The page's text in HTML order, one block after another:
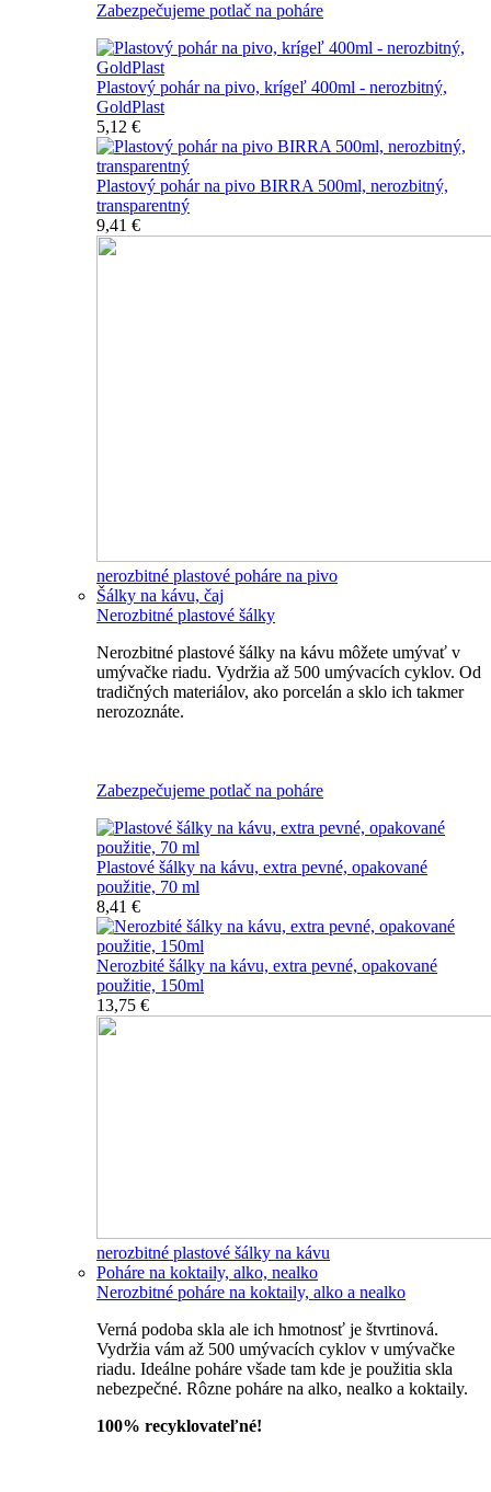
Zabezpečujeme potlač na poháre
Plastový pohár na pivo, krígeľ 400ml - nerozbitný,
GoldPlast
5,12 €
Plastový pohár na pivo BIRRA 500ml, nerozbitný,
transparentný
9,41 €
nerozbitné plastové poháre na pivo
Šálky na kávu, čaj
Nerozbitné plastové šálky
Nerozbitné plastové šálky na kávu môžete umývať v
umývačke riadu. Vydržia až 500 umývacích cyklov. Od
tradičných materiálov, ako porcelán a sklo ich takmer
nerozoznáte.
Zabezpečujeme potlač na poháre
Plastové šálky na kávu, extra pevné, opakované
použitie, 70 ml
8,41 €
Nerozbité šálky na kávu, extra pevné, opakované
použitie, 150ml
13,75 €
nerozbitné plastové šálky na kávu
Poháre na koktaily, alko, nealko
Nerozbitné poháre na koktaily, alko a nealko
Verná podoba skla ale ich hmotnosť je štvrtinová.
Vydržia vám až 500 umývacích cyklov v umývačke
riadu. Ideálne poháre všade tam kde je použitia skla
nebezpečné. Rôzne poháre na alko, nealko a koktaily.
100% recyklovateľné!